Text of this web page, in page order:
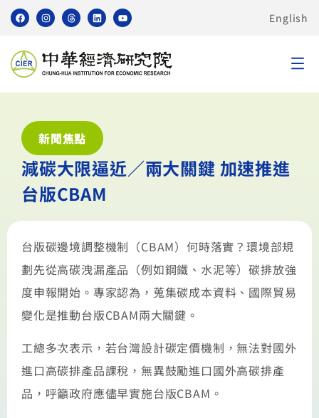
English
新聞焦點
減碳大限逼近／兩大關鍵 加速推進
台版CBAM
台版碳邊境調整機制（CBAM）何時落實？環境部規
劃先從高碳洩漏產品（例如鋼鐵、水泥等）碳排放強
度申報開始。專家認為，蒐集碳成本資料、國際貿易
變化是推動台版CBAM兩大關鍵。
工總多次表示，若台灣設計碳定價機制，無法對國外
進口高碳排產品課稅，無異鼓勵進口國外高碳排產
品，呼籲政府應儘早實施台版CBAM。